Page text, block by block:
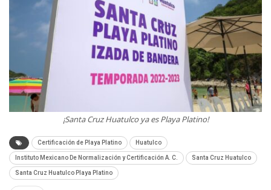
¡Santa Cruz Huatulco ya es Playa Platino!
Certificación de Playa Platino Huatulco
Instituto Mexicano De Normalización y Certificación A. C. Santa Cruz Huatulco
Santa Cruz Huatulco Playa Platino